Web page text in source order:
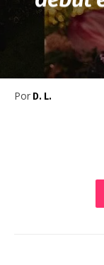
Por D. L.